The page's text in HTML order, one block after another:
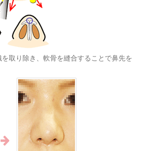
取り除き、軟骨を縫合することで鼻先を